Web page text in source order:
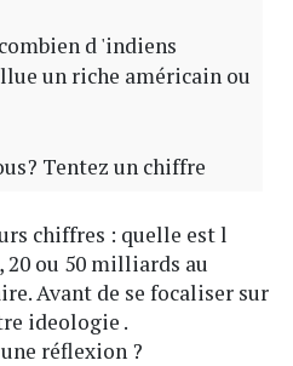
d 'indiens
un riche américain ou
Tentez un chiffre
chiffres : quelle est l
20 ou 50 milliards au
Avant de se focaliser sur
ideologie .
réflexion ?